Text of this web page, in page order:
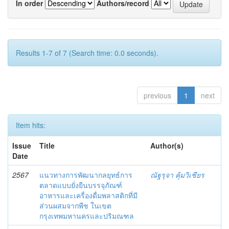
In order
Authors/record
Results 1-7 of 7 (Search time: 0.0 seconds).
previous 1 next
Item hits:
Issue
Date
Title Author(s)
2567
แนวทางการพัฒนากลยุทธ์การ
ตลาดแบบยั่งยืนบรรจุภัณฑ์
อาหารและเครื่องดื่มพลาสติกที่มี
ส่วนผสมจากพืช ในเขต
กรุงเทพมหานครและปริมณฑล
ณัฐรุจา คุ้มวิเชียร